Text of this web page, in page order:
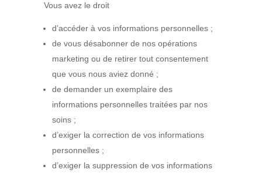
Vous avez le droit
d’accéder à vos informations personnelles ;
de vous désabonner de nos opérations
marketing ou de retirer tout consentement
que vous nous aviez donné ;
de demander un exemplaire des
informations personnelles traitées par nos
soins ;
d’exiger la correction de vos informations
personnelles ;
d’exiger la suppression de vos informations